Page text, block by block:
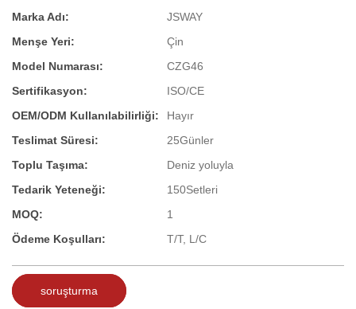
Marka Adı:
JSWAY
Menşe Yeri:
Çin
Model Numarası:
CZG46
Sertifikasyon:
ISO/CE
OEM/ODM Kullanılabilirliği:
Hayır
Teslimat Süresi:
25Günler
Toplu Taşıma:
Deniz yoluyla
Tedarik Yeteneği:
150Setleri
MOQ:
1
Ödeme Koşulları:
T/T, L/C
soruşturma